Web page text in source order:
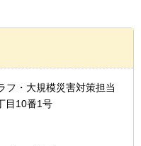
フ・大規模災害対策担当
目10番1号